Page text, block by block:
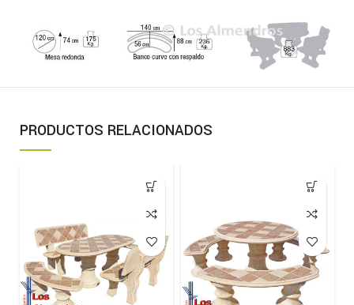
PRODUCTOS RELACIONADOS